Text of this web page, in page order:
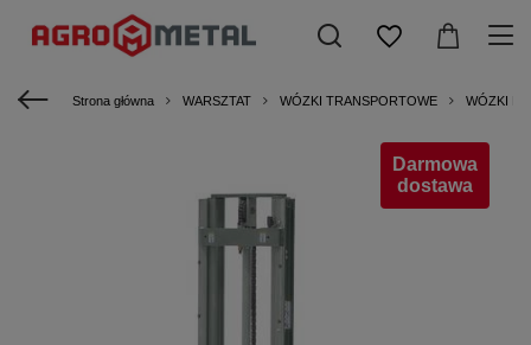
Strona główna WARSZTAT WÓZKI TRANSPORTOWE WÓZKI
Darmowa
dostawa